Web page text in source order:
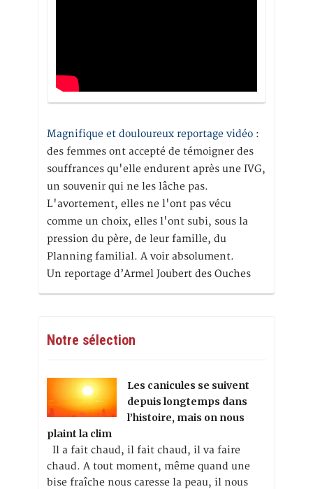
Magnifique et douloureux reportage vidéo :
des femmes ont accepté de témoigner des
souffrances qu'elle endurent après une IVG,
un souvenir qui ne les lâche pas.
L'avortement, elles ne l'ont pas vécu
comme un choix, elles l'ont subi, sous la
pression du père, de leur famille, du
Planning familial. A voir absolument.
Un reportage d’Armel Joubert des Ouches
Notre sélection
Les canicules se suivent
depuis longtemps dans
l’histoire, mais on nous
plaint la clim
Il a fait chaud, il fait chaud, il va faire
chaud. A tout moment, même quand une
bise fraîche nous caresse la peau, il nous